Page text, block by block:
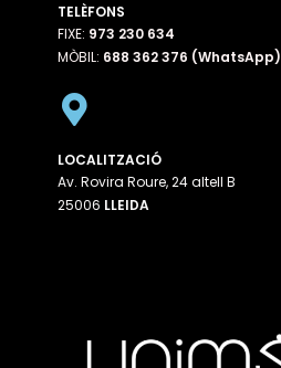
TELÈFONS
FIXE: 973 230 634
MÒBIL: 688 362 376 (WhatsApp)
LOCALITZACIÓ
Av. Rovira Roure, 24 altell B
25006 LLEIDA